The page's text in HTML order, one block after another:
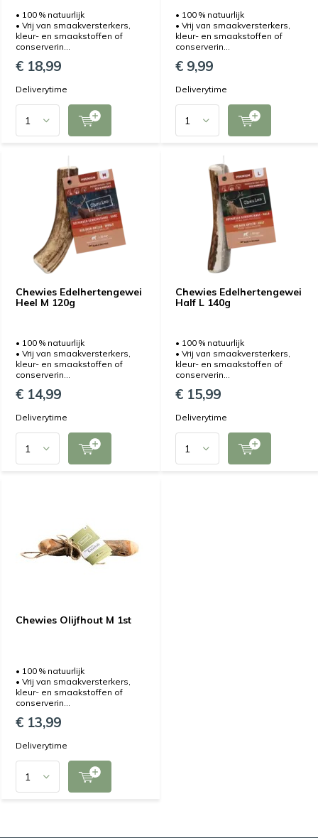
• 100 % natuurlijk
• Vrij van smaakversterkers,
kleur- en smaakstoffen of
conserverin...
€ 18,99
Deliverytime
• 100 % natuurlijk
• Vrij van smaakversterkers,
kleur- en smaakstoffen of
conserverin...
€ 9,99
Deliverytime
Chewies Edelhertengewei
Heel M 120g
• 100 % natuurlijk
• Vrij van smaakversterkers,
kleur- en smaakstoffen of
conserverin...
€ 14,99
Deliverytime
Chewies Edelhertengewei
Half L 140g
• 100 % natuurlijk
• Vrij van smaakversterkers,
kleur- en smaakstoffen of
conserverin...
€ 15,99
Deliverytime
Chewies Olijfhout M 1st
• 100 % natuurlijk
• Vrij van smaakversterkers,
kleur- en smaakstoffen of
conserverin...
€ 13,99
Deliverytime